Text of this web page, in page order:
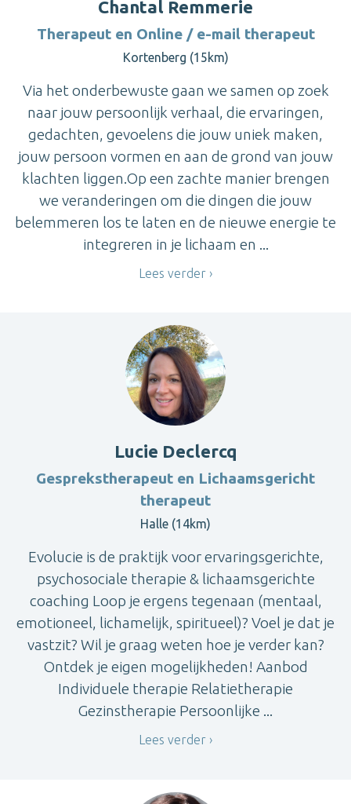
Chantal Remmerie
Therapeut en Online / e-mail therapeut
Kortenberg (15km)
Via het onderbewuste gaan we samen op zoek
naar jouw persoonlijk verhaal, die ervaringen,
gedachten, gevoelens die jouw uniek maken,
jouw persoon vormen en aan de grond van jouw
klachten liggen.Op een zachte manier brengen
we veranderingen om die dingen die jouw
belemmeren los te laten en de nieuwe energie te
integreren in je lichaam en ...
Lees verder
Lucie Declercq
Gesprekstherapeut en Lichaamsgericht
therapeut
Halle (14km)
Evolucie is de praktijk voor ervaringsgerichte,
psychosociale therapie & lichaamsgerichte
coaching Loop je ergens tegenaan (mentaal,
emotioneel, lichamelijk, spiritueel)? Voel je dat je
vastzit? Wil je graag weten hoe je verder kan?
Ontdek je eigen mogelijkheden! Aanbod
Individuele therapie Relatietherapie
Gezinstherapie Persoonlijke ...
Lees verder